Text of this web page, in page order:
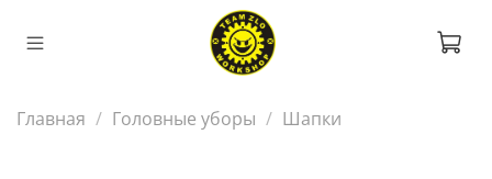
Главная Головные уборы Шапки